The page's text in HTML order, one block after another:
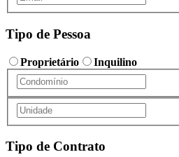
Tipo de Pessoa
Proprietário Inquilino
Tipo de Contrato